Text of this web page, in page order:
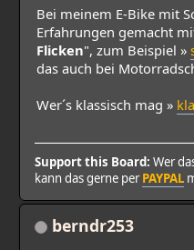
Bei meinem E-Bike mit
Erfahrungen gemacht
Flicken", zum Beispiel »
das auch bei
Wer´s klassisch mag »
Support this Board: Wer
kann das gerne perPAYPAL
berndr253